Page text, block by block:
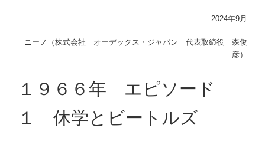
2024年9月
ニーノ（株式会社 オーデックス・ジャパン 代表取締役 森俊
彦）
１９６６年 エピソード
１ 休学とビートルズ